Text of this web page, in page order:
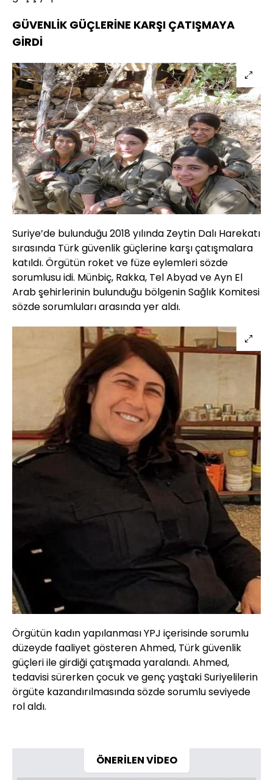
GÜVENLİK GÜÇLERİNE KARŞI ÇATIŞMAYA
GİRDİ
Suriye’de bulunduğu 2018 yılında Zeytin Dalı Harekatı
sırasında Türk güvenlik güçlerine karşı çatışmalara
katıldı. Örgütün roket ve füze eylemleri sözde
sorumlusu idi. Münbiç, Rakka, Tel Abyad ve Ayn El
Arab şehirlerinin bulunduğu bölgenin Sağlık Komitesi
sözde sorumluları arasında yer aldı.
Örgütün kadın yapılanması YPJ içerisinde sorumlu
düzeyde faaliyet gösteren Ahmed, Türk güvenlik
güçleri ile girdiği çatışmada yaralandı. Ahmed,
tedavisi sürerken çocuk ve genç yaştaki Suriyelilerin
örgüte kazandırılmasında sözde sorumlu seviyede
rol aldı.
ÖNERİLEN VİDEO